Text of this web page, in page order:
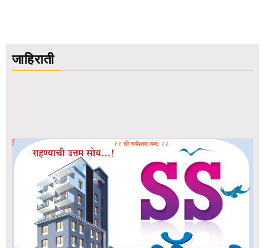
जाहिराती